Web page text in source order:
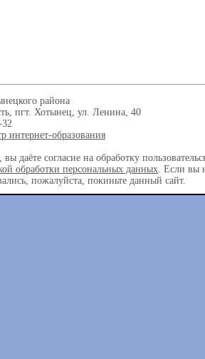
района
пгт. Хотынец, ул. Ленина, 40
32
интернет-образования
даёте согласие на обработку
обработки персональных данных. Если вы
пожалуйста, покиньте данный сайт.